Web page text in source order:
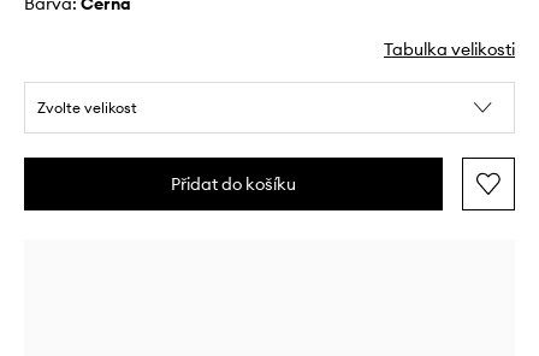
Tabulka velikosti
Zvolte velikost
Přidat do košíku